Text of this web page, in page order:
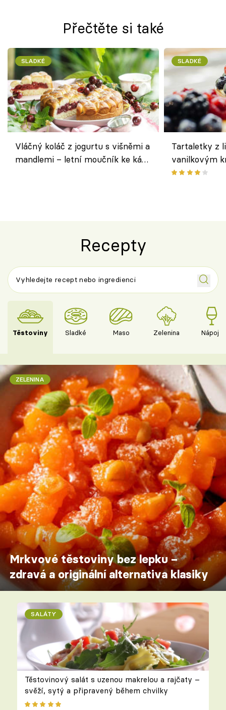
Přečtěte si také
SLADKÉ
Vláčný koláč z jogurtu s višněmi a
mandlemi – letní moučník ke kávě
SLADKÉ
Tartaletky z
vanilkovým
ovocem
Recepty
Těstoviny Sladké Maso Zelenina Nápoje
ZELENINA
Mrkvové těstoviny bez lepku –
zdravá a originální alternativa klasiky
SALÁTY
Těstovinový salát s uzenou makrelou a rajčaty –
svěží, sytý a připravený během chvilky